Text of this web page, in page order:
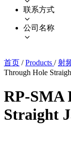
联系方式
公司名称
首页 / Products / 射
Through Hole
RP-SMA
Straight